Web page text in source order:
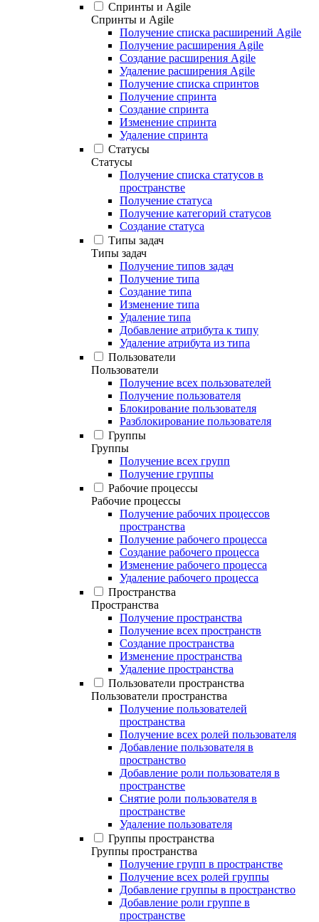
Спринты и Agile
Спринты и Agile
Получение списка расширений Agile
Получение расширения Agile
Создание расширения Agile
Удаление расширения Agile
Получение списка спринтов
Получение спринта
Создание спринта
Изменение спринта
Удаление спринта
Статусы
Статусы
Получение списка статусов в
пространстве
Получение статуса
Получение категорий статусов
Создание статуса
Типы задач
Типы задач
Получение типов задач
Получение типа
Создание типа
Изменение типа
Удаление типа
Добавление атрибута к типу
Удаление атрибута из типа
Пользователи
Пользователи
Получение всех пользователей
Получение пользователя
Блокирование пользователя
Разблокирование пользователя
Группы
Группы
Получение всех групп
Получение группы
Рабочие процессы
Рабочие процессы
Получение рабочих процессов
пространства
Получение рабочего процесса
Создание рабочего процесса
Изменение рабочего процесса
Удаление рабочего процесса
Пространства
Пространства
Получение пространства
Получение всех пространств
Создание пространства
Изменение пространства
Удаление пространства
Пользователи пространства
Пользователи пространства
Получение пользователей
пространства
Получение всех ролей пользователя
Добавление пользователя в
пространство
Добавление роли пользователя в
пространстве
Снятие роли пользователя в
пространстве
Удаление пользователя
Группы пространства
Группы пространства
Получение групп в пространстве
Получение всех ролей группы
Добавление группы в пространство
Добавление роли группе в
пространстве